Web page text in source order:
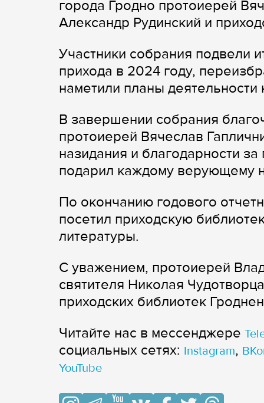
города Гродно протоиерей
Александр Рудинский и
Участники собрания подвели
прихода в 2024 году,
наметили планы
В завершении собрания
протоиерей Вячеслав
назидания и благодарности
подарил каждому верующему
По окончанию годового
посетил приходскую
литературы.
С уважением, протоиерей
святителя Николая
приходских библиотек
Читайте нас в мессенджере
cоциальных сетях: Instagram,
YouTube